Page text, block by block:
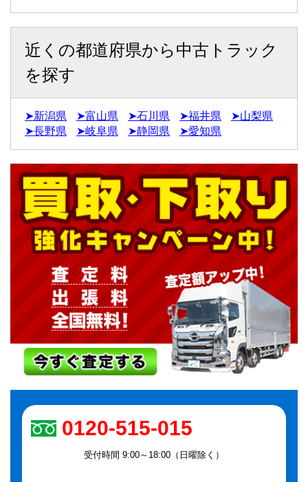
近くの都道府県から中古トラック
を探す
➤新潟県 ➤富山県 ➤石川県 ➤福井県
➤山梨県
➤長野県
➤岐阜県 ➤静岡県 ➤愛知県
0120-515-015
受付時間 9:00～18:00（日曜除く）